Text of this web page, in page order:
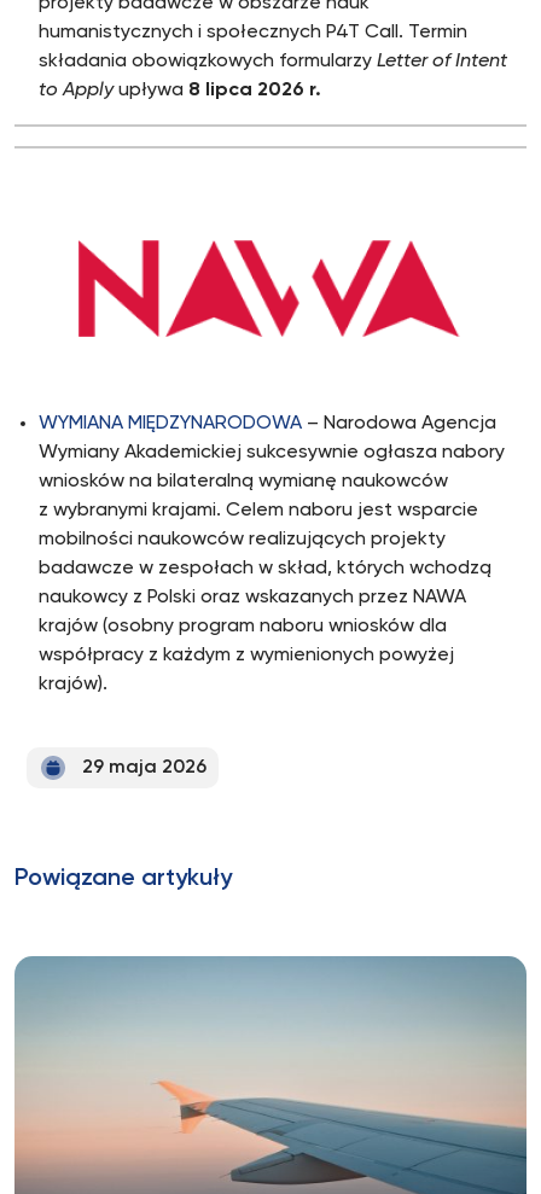
humanistycznych i społecznych P4T Call. Termin
składania obowiązkowych formularzy Letter of Intent
to Applyupływa 8 lipca 2026 r.
WYMIANA MIĘDZYNARODOWA – Narodowa Agencja
Wymiany Akademickiej sukcesywnie ogłasza nabory
wniosków na bilateralną wymianę naukowców
z wybranymi krajami. Celem naboru jest wsparcie
mobilności naukowców realizujących projekty
badawcze w zespołach w skład, których wchodzą
naukowcy z Polski oraz wskazanych przez NAWA
krajów (osobny program naboru wniosków dla
współpracy z każdym z wymienionych powyżej
krajów).
29 maja 2026
Powiązane artykuły